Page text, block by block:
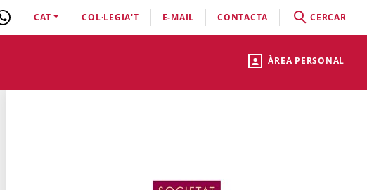
ÀREA PERSONAL
CAT COL·LEGIA'T E-MAIL CONTACTA CERCAR